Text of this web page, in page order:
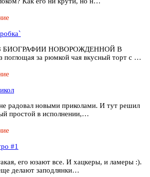
БИОГРАФИИ НОВОРОЖДЕННОЙ В
поглощая за рюмкой чая вкусный торт с …
радовал новыми приколами. И тут решил
простой в исполнении,…
#1
его юзают все. И хацкеры, и ламеры :).
делают заподлянки…